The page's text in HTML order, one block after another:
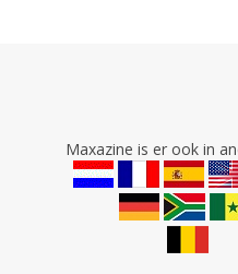
Maxazine is er ook in